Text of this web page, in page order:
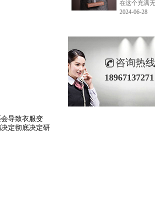
导致衣服变
定彻底决定研
2024-06-28
咨询热线
18967137271